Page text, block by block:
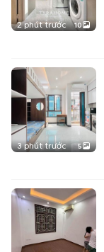
2 phút trước 10
3 phút trước 5